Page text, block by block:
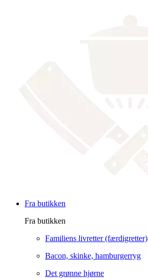
Fra butikken
Fra butikken
Familiens livretter (færdigretter)
Bacon, skinke, hamburgerryg
Det grønne hjørne